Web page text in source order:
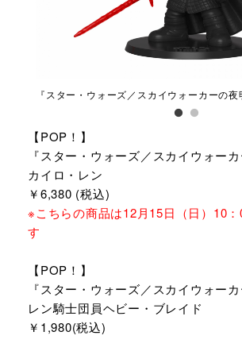
『スター・ウォーズ／スカイウォーカーの
【POP！】
『スター・ウォーズ／スカイウォーカ
カイロ・レン
￥6,380 (税込)
※こちらの商品は12月15日（日）10
す
【POP！】
『スター・ウォーズ／スカイウォーカ
レン騎士団員ヘビー・ブレイド
￥1,980(税込)